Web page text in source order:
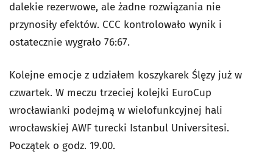
dalekie rezerwowe, ale żadne rozwiązania nie
przynosiły efektów. CCC kontrolowało wynik i
ostatecznie wygrało 76:67.
Kolejne emocje z udziałem koszykarek Ślęzy już w
czwartek. W meczu trzeciej kolejki EuroCup
wrocławianki podejmą w wielofunkcyjnej hali
wrocławskiej AWF turecki Istanbul Universitesi.
Początek o godz. 19.00.